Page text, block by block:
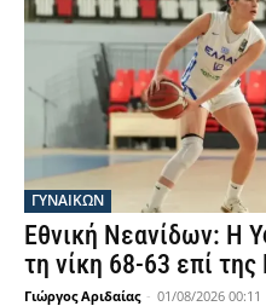
ΓΥΝΑΙΚΩΝ
Εθνική Νεανίδων: Η
τη νίκη 68-63 επί
Γιώργος Αριδαίας - 01/08/2026 00:11